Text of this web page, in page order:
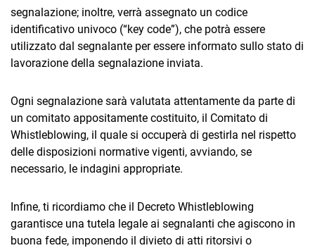
segnalazione; inoltre, verrà assegnato un codice
identificativo univoco (“key code”), che potrà essere
utilizzato dal segnalante per essere informato sullo stato di
lavorazione della segnalazione inviata.
Ogni segnalazione sarà valutata attentamente da parte di
un comitato appositamente costituito, il Comitato di
Whistleblowing, il quale si occuperà di gestirla nel rispetto
delle disposizioni normative vigenti, avviando, se
necessario, le indagini appropriate.
Infine, ti ricordiamo che il Decreto Whistleblowing
garantisce una tutela legale ai segnalanti che agiscono in
buona fede, imponendo il divieto di atti ritorsivi o